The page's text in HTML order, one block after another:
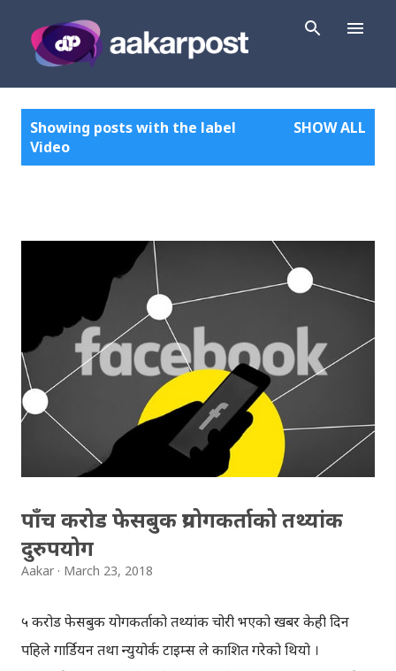
Showing posts with the label
Video
SHOW ALL
पाँच करोड फेसबुक प्रयोगकर्ताको तथ्यांक
दुरुपयोग
Aakar March 23, 2018
५ करोड फेसबुक प्रयोगकर्ताको तथ्यांक चोरी भएको खबर केही दिन
पहिले गार्डियन तथा न्युयोर्क टाइम्स ले प्रकाशित गरेको थियो ।